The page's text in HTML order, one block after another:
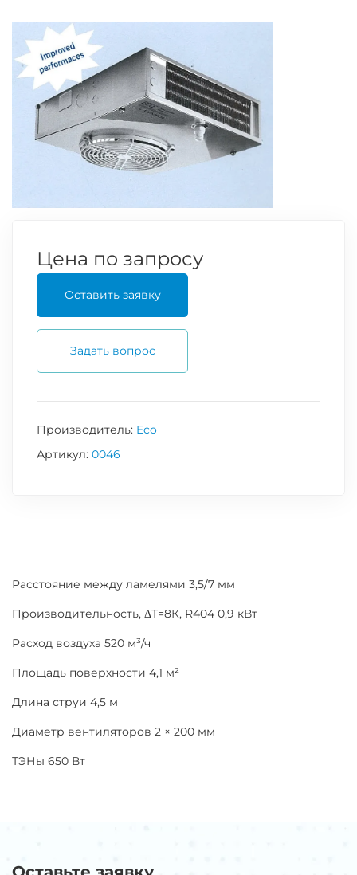
Цена по запросу
Оставить заявку
Задать вопрос
Производитель: Eco
Артикул: 0046
Расстояние между ламелями 3,5/7 мм
Производительность, ΔТ=8К, R404 0,9 кВт
Расход воздуха 520 м³/ч
Площадь поверхности 4,1 м²
Длина струи 4,5 м
Диаметр вентиляторов 2 × 200 мм
ТЭНы 650 Вт